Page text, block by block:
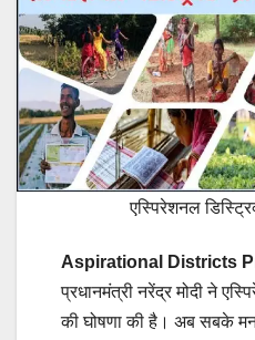
एस्पिरेशनल
Aspirational Districts
प्रधानमंत्री नरेंद्र मोदी ने
की घोषणा की है। अब सबके